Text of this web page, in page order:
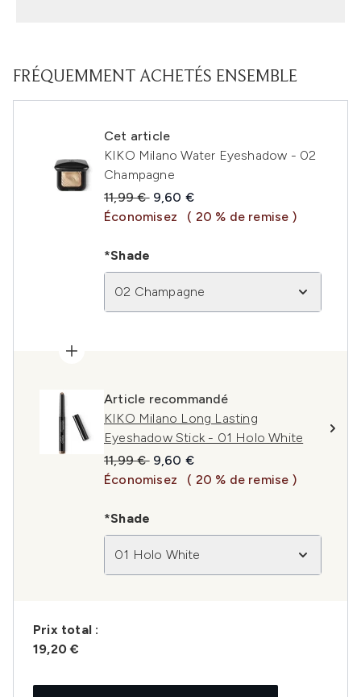
FRÉQUEMMENT ACHETÉS ENSEMBLE
Cet article
KIKO Milano Water Eyeshadow - 02
Champagne
Prix de vente :
11,99 € Prix ​​actuel :
9,60 €
Économisez
( 20 % de remise )
*Shade
02 Champagne
Article recommandé
KIKO Milano Long Lasting
Eyeshadow Stick - 01 Holo White
Prix de vente :
11,99 € Prix ​​actuel :
9,60 €
Économisez
( 20 % de remise )
*Shade
01 Holo White
Prix ​​total :
19,20 €